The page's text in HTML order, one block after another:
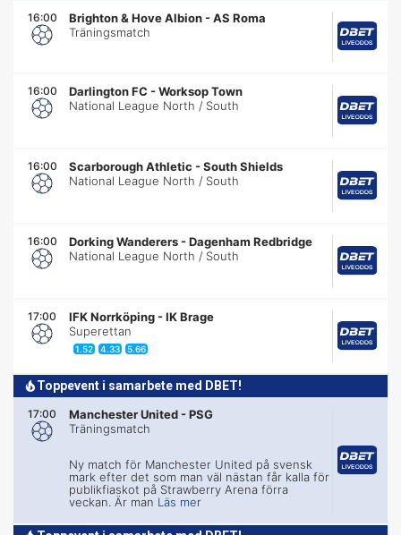
16:00 Brighton & Hove Albion -AS Roma
Träningsmatch
16:00 Darlington FC -Worksop Town
National League North / South
16:00 Scarborough Athletic -South Shields
National League North / South
16:00 Dorking Wanderers -Dagenham Redbridge
National League North / South
17:00 IFK Norrköping -IK Brage
Superettan
1.52 4.33 5.66
Toppevent i samarbete med DBET!
17:00 Manchester United -PSG
Träningsmatch
Ny match för Manchester United på svensk
mark efter det som man väl nästan får kalla för
publikfiaskot på Strawberry Arena förra
veckan. Är man Läs mer